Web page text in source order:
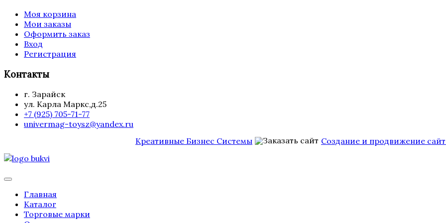
Моя корзина
Мои заказы
Оформить заказ
Вход
Регистрация
Контакты
г. Зарайск
ул. Карла Маркс,д.25
+7 (925) 705-71-77
univermag-toysz@yandex.ru
Креативные Бизнес Системы
Создание и продвижение
Главная
Каталог
Торговые марки